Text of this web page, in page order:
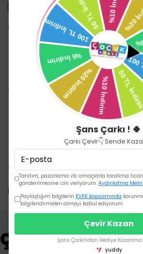
1500 TL üzeri ücretsiz kargo
14 gün içinde iade değişim
Ürün Açıklaması
Chicco Natural Feeling Cam Biberon
Yenidoğan bebekler için
cam biberon.
Sızıntılara karşı etkili koruma.
Eğimli biberon ucu ile anne
huzurlu bir beslenme sağlar.
Yorumlar
Bu ürün için henüz yorum yapılmamış.
Çok Satanlar
Şans Çarkı ! 🍀
Çarkı Çevir👇 Sende
Tanıtım, pazarlama vb. amaçlarla tarafıma
gönderilmesine izin veriyorum.Aydınlatma
Paylaştığım bilgilerin KVKK kapsamında
bilgilendirmeleri almayı kabul ediyorum.
Çevir Kazan
Şans Çarkı'ndan Hediye Kazanma
yuddy